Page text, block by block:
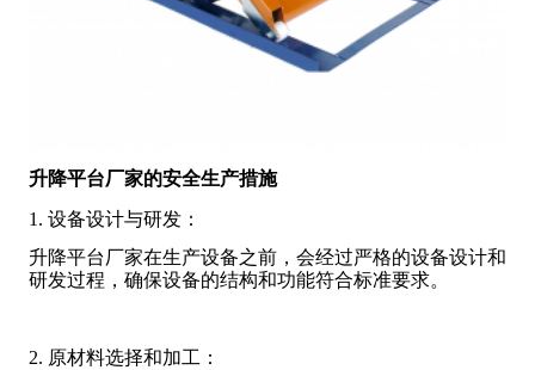
升降平台厂家的安全生产措施
1. 设备设计与研发：
升降平台厂家在生产设备之前，会经过严格的设备设计和
研发过程，确保设备的结构和功能符合标准要求。
2. 原材料选择和加工：